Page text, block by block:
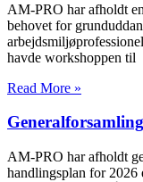
AM-PRO har afholdt
behovet for
havde workshoppen til
Read More »
AM-PRO har afholdt
handlingsplan for 2026